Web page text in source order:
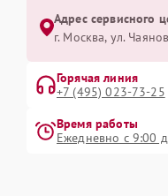
Адрес сервисного
г. Москва, ул.
Горячая линия
+7 (495) 023-73-25
Время работы
Ежедневно с 9:00